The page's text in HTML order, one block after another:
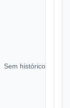
Sem histórico de